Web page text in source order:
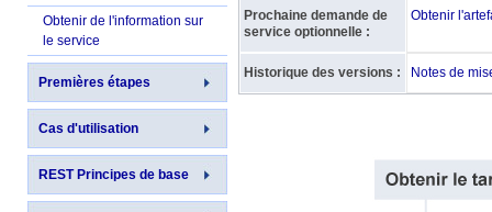
Obtenir de l'information sur
le service
Premières étapes
Cas d'utilisation
REST Principes de base
Prochaine demande de
service optionnelle :
Obtenir
Historique des versions : Notes de